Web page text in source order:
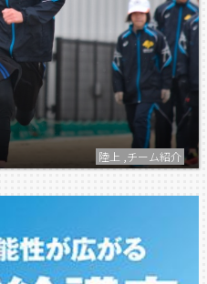
陸上 ,チーム紹介